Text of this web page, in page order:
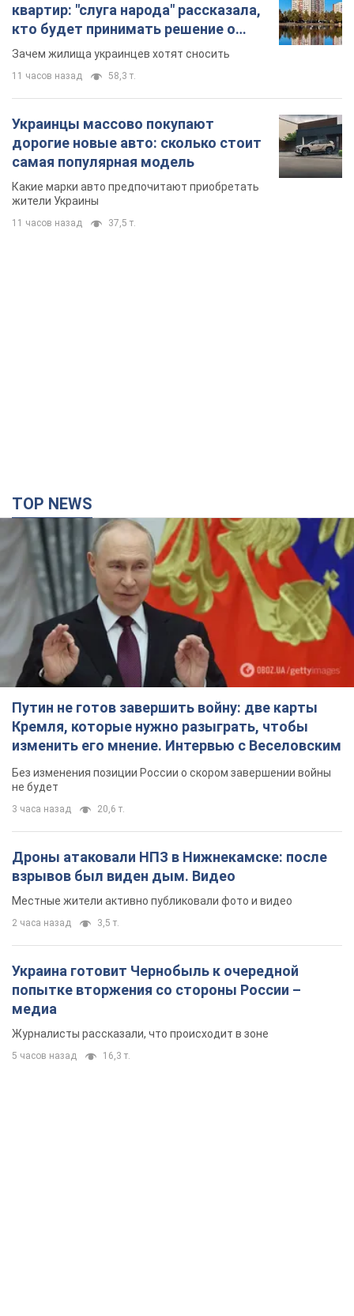
квартир: "слуга народа" рассказала,
кто будет принимать решение о
сносе домов
Зачем жилища украинцев хотят сносить
11 часов назад 58,3 т.
Украинцы массово покупают
дорогие новые авто: сколько стоит
самая популярная модель
Какие марки авто предпочитают приобретать
жители Украины
11 часов назад 37,5 т.
TOP NEWS
Путин не готов завершить войну: две карты
Кремля, которые нужно разыграть, чтобы
изменить его мнение. Интервью с Веселовским
Без изменения позиции России о скором завершении войны
не будет
3 часа назад 20,6 т.
Дроны атаковали НПЗ в Нижнекамске: после
взрывов был виден дым. Видео
Местные жители активно публиковали фото и видео
2 часа назад 3,5 т.
Украина готовит Чернобыль к очередной
попытке вторжения со стороны России –
медиа
Журналисты рассказали, что происходит в зоне
5 часов назад 16,3 т.